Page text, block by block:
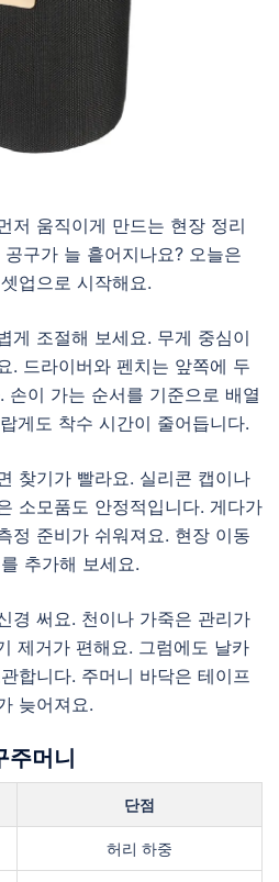
저 움직이게 만드는 현장 정리
구가 늘 흩어지나요? 오늘은
업으로 시작해요.
게 조절해 보세요. 무게 중심이
. 드라이버와 펜치는 앞쪽에 두
손이 가는 순서를 기준으로 배열
게도 착수 시간이 줄어듭니다.
찾기가 빨라요. 실리콘 캡이나
소모품도 안정적입니다. 게다가
정 준비가 쉬워져요. 현장 이동
추가해 보세요.
경 써요. 천이나 가죽은 관리가
제거가 편해요. 그럼에도 날카
합니다. 주머니 바닥은 테이프
늦어져요.
주머니
단점
허리 하중